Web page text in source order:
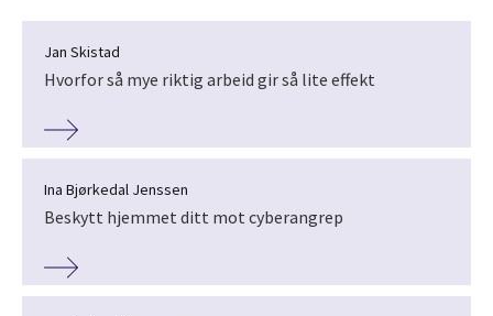
Jan Skistad
Hvorfor så mye riktig arbeid gir så lite effekt
Ina Bjørkedal Jenssen
Beskytt hjemmet ditt mot cyberangrep